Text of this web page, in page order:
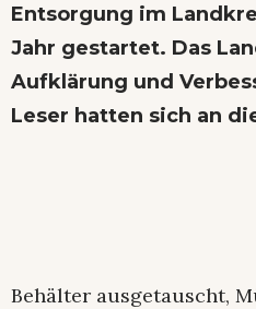
Entsorgung im
Jahr gestartet. Das
Aufklärung und
Leser hatten sich an
Behälter ausgetauscht,